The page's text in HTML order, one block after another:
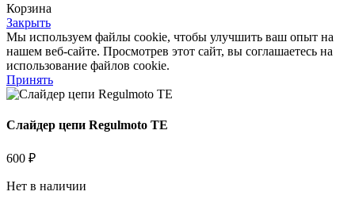
Корзина
Закрыть
Мы используем файлы cookie, чтобы улучшить ваш опыт на
нашем веб-сайте. Просмотрев этот сайт, вы соглашаетесь на
использование файлов cookie.
Принять
Слайдер цепи Regulmoto TE
600 ₽
Нет в наличии